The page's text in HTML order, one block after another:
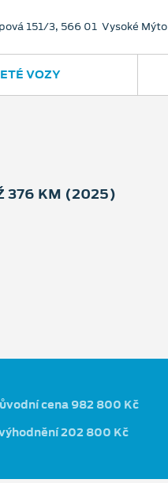
151/3, 566 01 Vysoké Mýto
VOZY
376 KM (2025)
cena 982 800 Kč
202 800 Kč